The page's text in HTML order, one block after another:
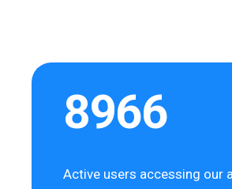
8966
Active users accessing our